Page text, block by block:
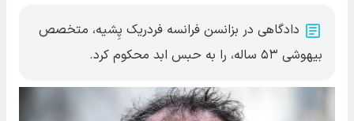
دادگاهی در بزانسن فرانسه فردریک پِشیه، متخصص
بیهوشی ۵۳ ساله، را به حبس ابد محکوم کرد.